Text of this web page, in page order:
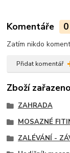
Komentáře 0
Zatím nikdo
Přidat komentář
Zboží
ZAHRADA
MOSAZNÉ
ZALÉVÁNÍ -